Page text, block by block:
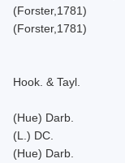
(Forster,1781)
(Forster,1781)
Hook. & Tayl.
(Hue) Darb.
(L.) DC.
(Hue) Darb.